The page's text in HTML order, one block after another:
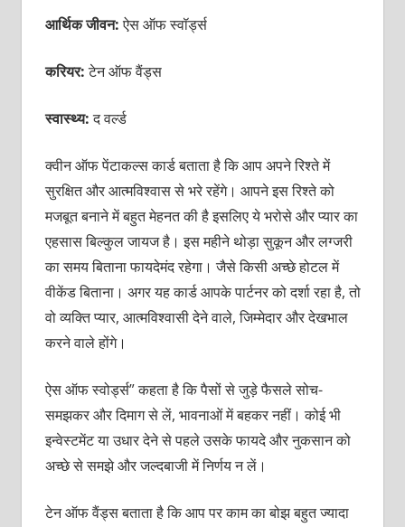
आर्थिक जीवन:ऐस ऑफ स्वॉर्ड्स
करियर:टेन ऑफ वैंड्स
स्वास्थ्य:द वर्ल्ड
क्वीन ऑफ पेंटाकल्स कार्ड बताता है कि आप अपने रिश्ते में
सुरक्षित और आत्मविश्वास से भरे रहेंगे। आपने इस रिश्ते को
मजबूत बनाने में बहुत मेहनत की है इसलिए ये भरोसे और प्यार का
एहसास बिल्कुल जायज है। इस महीने थोड़ा सुकून और लग्जरी
का समय बिताना फायदेमंद रहेगा। जैसे किसी अच्छे होटल में
वीकेंड बिताना। अगर यह कार्ड आपके पार्टनर को दर्शा रहा है, तो
वो व्यक्ति प्यार, आत्मविश्वासी देने वाले, जिम्मेदार और देखभाल
करने वाले होंगे।
ऐस ऑफ स्वोर्ड्स” कहता है कि पैसों से जुड़े फैसले सोच-
समझकर और दिमाग से लें, भावनाओं में बहकर नहीं। कोई भी
इन्वेस्टमेंट या उधार देने से पहले उसके फायदे और नुकसान को
अच्छे से समझे और जल्दबाजी में निर्णय न लें।
टेन ऑफ वैंड्स बताता है कि आप पर काम का बोझ बहुत ज्यादा